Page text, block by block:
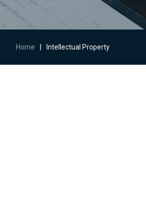
Home Intellectual Property